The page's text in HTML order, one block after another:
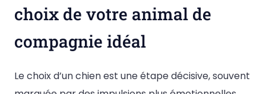
choix de votre animal de
compagnie idéal
Le choix d’un chien est une étape décisive, souvent